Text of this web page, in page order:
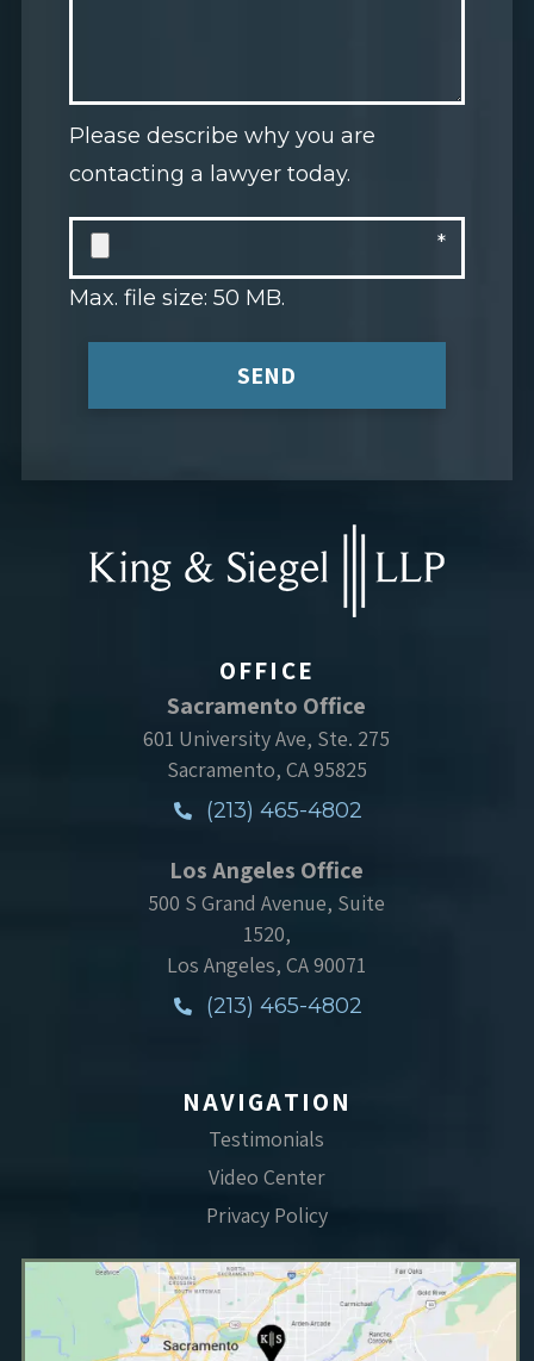
Please describe why you are
contacting a lawyer today.
Max. file size: 50 MB.
SEND
OFFICE
Sacramento Office
601 University Ave, Ste. 275
Sacramento, CA 95825
(213) 465-4802
Los Angeles Office
500 S Grand Avenue, Suite
1520,
Los Angeles, CA 90071
(213) 465-4802
NAVIGATION
Testimonials
Video Center
Privacy Policy